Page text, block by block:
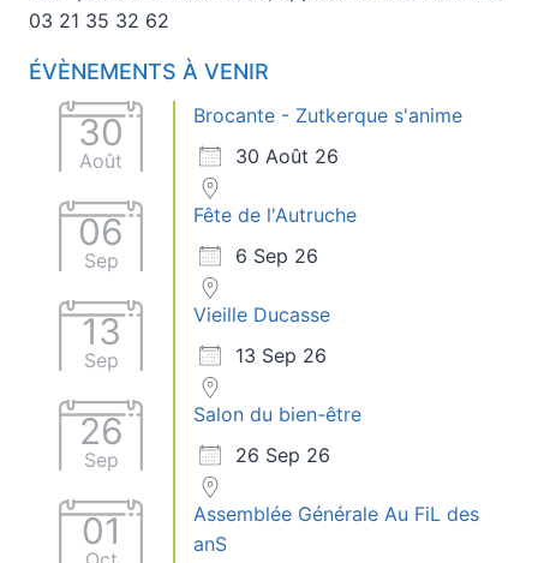
03 21 35 32 62
ÉVÈNEMENTS À VENIR
30
Août
Brocante - Zutkerque s'anime
30 Août 26
06
Sep
Fête de l'Autruche
6 Sep 26
13
Sep
Vieille Ducasse
13 Sep 26
26
Sep
Salon du bien-être
26 Sep 26
01
Assemblée Générale Au FiL des
anS